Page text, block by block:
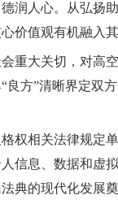
润人心。从弘扬
价值观有机融入
重大关切，对高
良方”清晰界定双
权相关法律规定
信息、数据和虚
典的现代化发展奠